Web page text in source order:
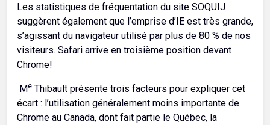
Les statistiques de fréquentation du site SOQUIJ
suggèrent également que l’emprise d’IE est très grande,
s’agissant du navigateur utilisé par plus de 80 % de nos
visiteurs. Safari arrive en troisième position devant
Chrome!
Me Thibault présente trois facteurs pour expliquer cet
écart : l’utilisation généralement moins importante de
Chrome au Canada, dont fait partie le Québec, la